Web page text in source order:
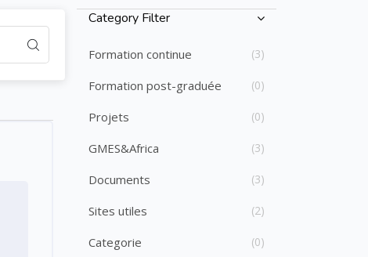
Passer [Cocoon] Course Categories List
Category Filter
Formation continue (3)
Formation post-graduée (0)
Projets (0)
GMES&Africa (3)
Documents (3)
Sites utiles (2)
Categorie (0)